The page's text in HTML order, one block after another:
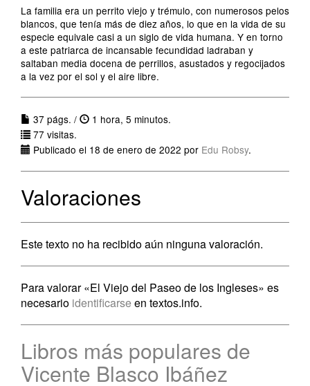
La familia era un perrito viejo y trémulo, con numerosos pelos
blancos, que tenía más de diez años, lo que en la vida de su
especie equivale casi a un siglo de vida humana. Y en torno
a este patriarca de incansable fecundidad ladraban y
saltaban media docena de perrillos, asustados y regocijados
a la vez por el sol y el aire libre.
37 págs. /
1 hora, 5 minutos.
77 visitas.
Publicado el 18 de enero de 2022 por Edu Robsy.
Valoraciones
Este texto no ha recibido aún ninguna valoración.
Para valorar «El Viejo del Paseo de los Ingleses» es
necesario identificarse en textos.info.
Libros más populares de
Vicente Blasco Ibáñez